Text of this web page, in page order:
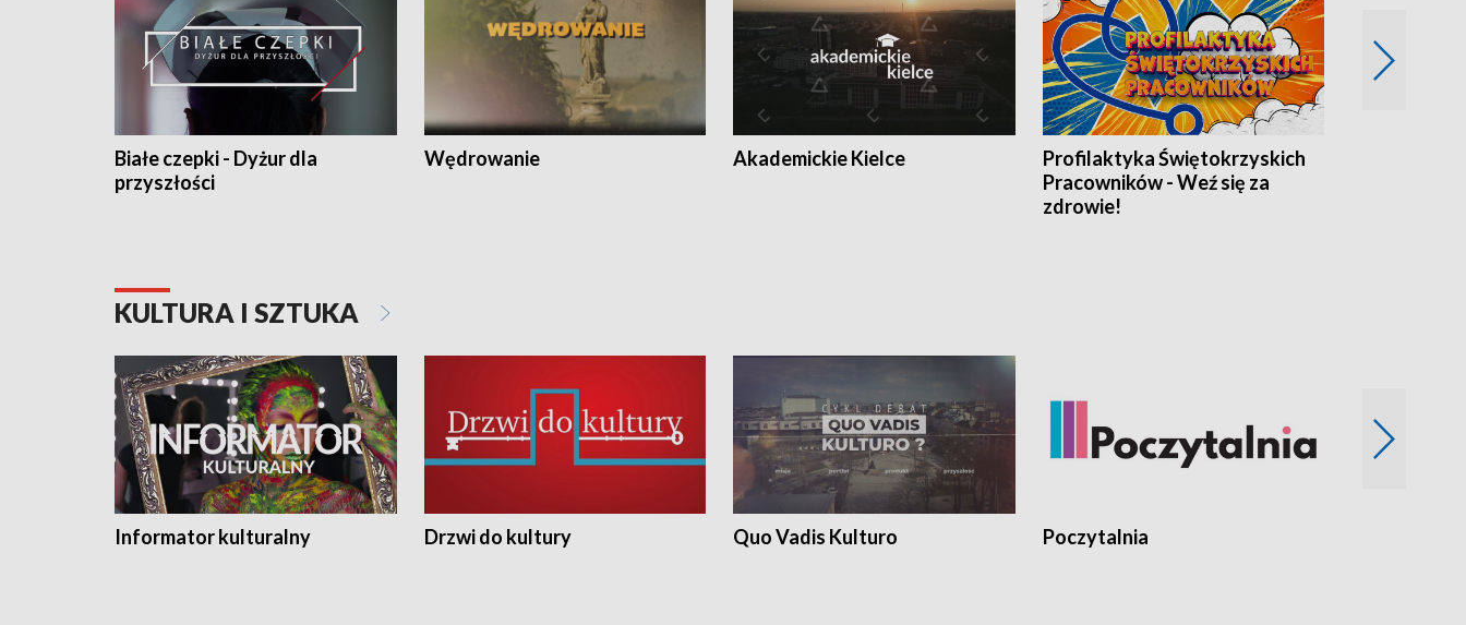
Białe czepki - Dyżur dla
przyszłości
Wędrowanie Akademickie Kielce
Profilaktyka Świętokrzyskich
Pracowników - Weź się za
zdrowie!
KULTURA I SZTUKA
Informator kulturalny Drzwi do kultury Quo Vadis Kulturo Poczytalnia